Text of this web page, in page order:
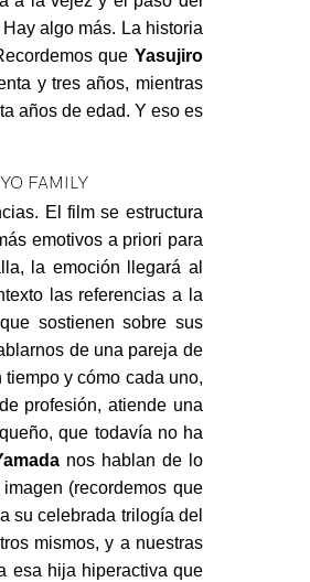
algo más. La historia
que Yasujiro
y tres años, mientras
años de edad. Y eso es
El film se estructura
emotivos a priori para
la emoción llegará al
las referencias a la
sostienen sobre sus
de una pareja de
y cómo cada uno,
profesión, atiende una
que todavía no ha
nos hablan de lo
(recordemos que
su celebrada trilogía del
mismos, y a nuestras
esa hija hiperactiva que